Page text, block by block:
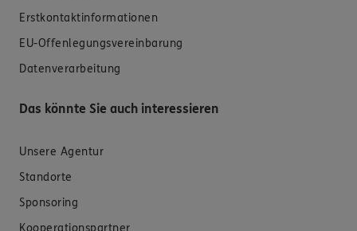
Erstkontaktinformationen
EU-Offenlegungsvereinbarung
Datenverarbeitung
Das könnte Sie auch interessieren
Unsere Agentur
Standorte
Sponsoring
Kooperationspartner